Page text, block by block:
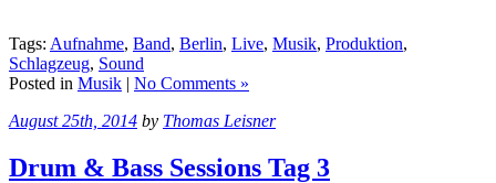
Tags: Aufnahme, Band, Berlin, Live, Musik, Produktion,
Schlagzeug, Sound
Posted in Musik | No Comments »
August 25th, 2014 by Thomas Leisner
Drum & Bass Sessions Tag 3